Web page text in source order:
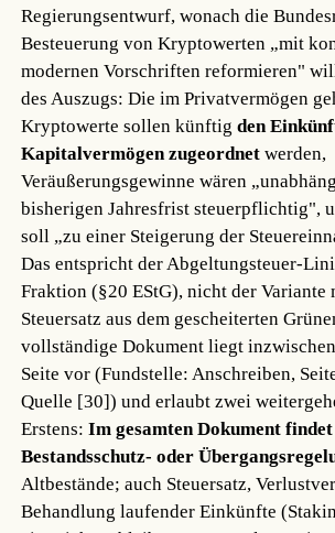
Regierungsentwurf, wonach die
Besteuerung von Kryptowerten „mit
modernen Vorschriften reformieren"
des Auszugs: Die im Privatvermögen
Kryptowerte sollen künftigden
Kapitalvermögen zugeordnet werden,
Veräußerungsgewinne wären
bisherigen Jahresfrist steuerpflichtig",
soll „zu einer Steigerung der
Das entspricht der Abgeltungsteuer-
Fraktion (§20 EStG), nicht der Variante
Steuersatz aus dem gescheiterten
vollständige Dokument liegt
Seite vor (Fundstelle: Anschreiben,
Quelle [30]) und erlaubt zwei
Erstens:Im gesamten Dokument
Bestandsschutz- oder
Altbestände; auch Steuersatz,
Behandlung laufender Einkünfte